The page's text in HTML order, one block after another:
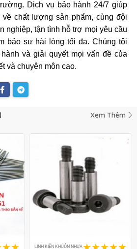
Dịch vụ bảo hành 24/7 giúp
về chất lượng sản phẩm, cùng đội
nghiệp, tận tình hỗ trợ mọi yêu cầu
bảo sự hài lòng tối đa. Chúng tôi
và giải quyết mọi vấn đề của
và chuyên môn cao.
Xem Thêm
LINH KIỆN KHUÔN NHỰA